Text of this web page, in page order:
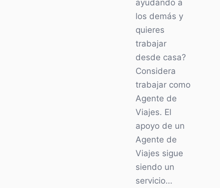
ayudando a
los demás y
quieres
trabajar
desde casa?
Considera
trabajar como
Agente de
Viajes. El
apoyo de un
Agente de
Viajes sigue
siendo un
servicio…